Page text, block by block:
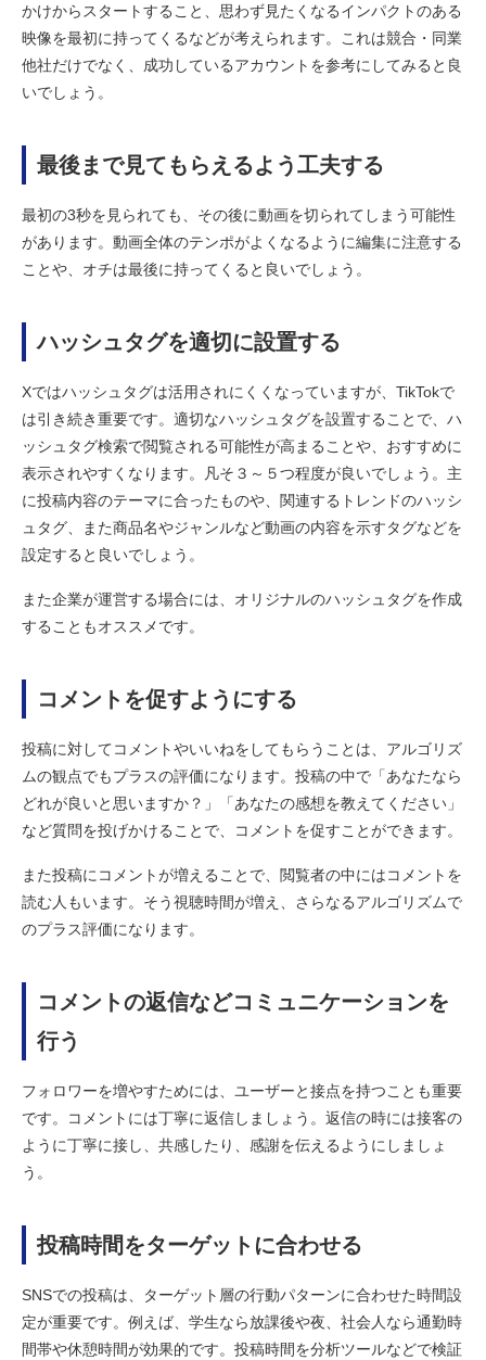
かけからスタートすること、思わず見たくなるインパクトのある
映像を最初に持ってくるなどが考えられます。これは競合・同業
他社だけでなく、成功しているアカウントを参考にしてみると良
いでしょう。
最後まで見てもらえるよう工夫する
最初の3秒を見られても、その後に動画を切られてしまう可能性
があります。動画全体のテンポがよくなるように編集に注意する
ことや、オチは最後に持ってくると良いでしょう。
ハッシュタグを適切に設置する
Xではハッシュタグは活用されにくくなっていますが、TikTokで
は引き続き重要です。適切なハッシュタグを設置することで、ハ
ッシュタグ検索で閲覧される可能性が高まることや、おすすめに
表示されやすくなります。凡そ３～５つ程度が良いでしょう。主
に投稿内容のテーマに合ったものや、関連するトレンドのハッシ
ュタグ、また商品名やジャンルなど動画の内容を示すタグなどを
設定すると良いでしょう。
また企業が運営する場合には、オリジナルのハッシュタグを作成
することもオススメです。
コメントを促すようにする
投稿に対してコメントやいいねをしてもらうことは、アルゴリズ
ムの観点でもプラスの評価になります。投稿の中で「あなたなら
どれが良いと思いますか？」「あなたの感想を教えてください」
など質問を投げかけることで、コメントを促すことができます。
また投稿にコメントが増えることで、閲覧者の中にはコメントを
読む人もいます。そう視聴時間が増え、さらなるアルゴリズムで
のプラス評価になります。
コメントの返信などコミュニケーションを
行う
フォロワーを増やすためには、ユーザーと接点を持つことも重要
です。コメントには丁寧に返信しましょう。返信の時には接客の
ように丁寧に接し、共感したり、感謝を伝えるようにしましょ
う。
投稿時間をターゲットに合わせる
SNSでの投稿は、ターゲット層の行動パターンに合わせた時間設
定が重要です。例えば、学生なら放課後や夜、社会人なら通勤時
間帯や休憩時間が効果的です。投稿時間を分析ツールなどで検証